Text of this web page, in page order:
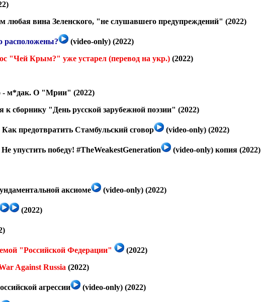
любая вина Зеленского, "не слушавшего предупреждений" (2022)
расположены?
(video-only) (2022)
"Чей Крым?" уже устарел (перевод на укр.)(2022)
- м*дак. О "Мрии" (2022)
сборнику "День русской зарубежной поэзии" (2022)
предотвратить Стамбульский сговор (video-only) (2022)
упустить победу! #TheWeakestGeneration (video-only) копия(2022)
аксиоме (video-only) (2022)
(2022)
"Российской Федерации"
(2022)
Against Russia (2022)
агрессии (video-only) (2022)